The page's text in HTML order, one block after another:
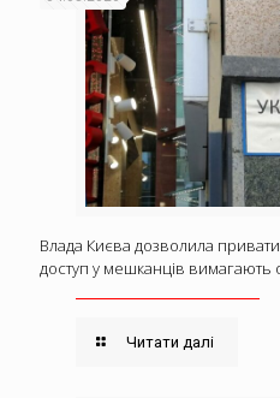
Влада Києва дозволила
доступ у мешканців вимагають
Читати далі